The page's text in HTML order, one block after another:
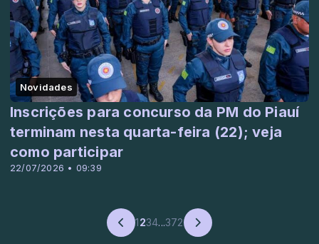
Novidades
22/07/2026 • 09:39
Inscrições para concurso da PM do Piauí
terminam nesta quarta-feira (22); veja
como participar
1234...372